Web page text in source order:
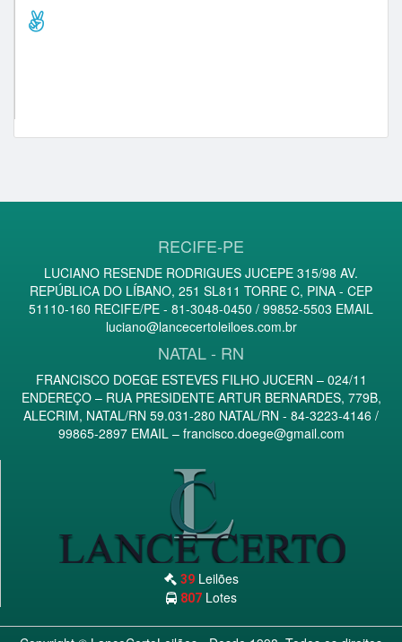
RECIFE-PE
LUCIANO RESENDE RODRIGUES JUCEPE 315/98 AV.
REPÚBLICA DO LÍBANO, 251 SL811 TORRE C, PINA - CEP
51110-160 RECIFE/PE - 81-3048-0450 / 99852-5503 EMAIL
luciano@lancecertoleiloes.com.br
NATAL - RN
FRANCISCO DOEGE ESTEVES FILHO JUCERN – 024/11
ENDEREÇO – RUA PRESIDENTE ARTUR BERNARDES, 779B,
ALECRIM, NATAL/RN 59.031-280 NATAL/RN - 84-3223-4146 /
99865-2897 EMAIL – francisco.doege@gmail.com
39 Leilões
807 Lotes